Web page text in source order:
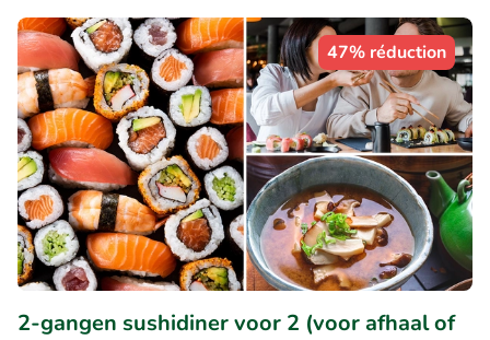
47% réduction
2-gangen sushidiner voor 2 (voor afhaal of